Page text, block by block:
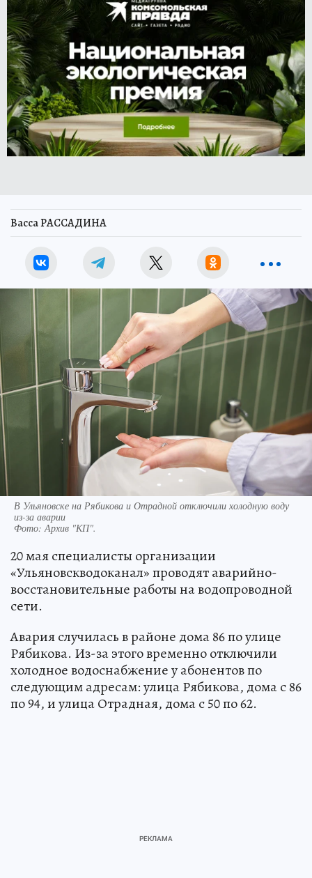
Васса РАССАДИНА
В Ульяновске на Рябикова и Отрадной отключили холодную воду
из-за аварии
Фото: Архив "КП".
20 мая специалисты организации
«Ульяновскводоканал» проводят аварийно-
восстановительные работы на водопроводной
сети.
Авария случилась в районе дома 86 по улице
Рябикова. Из-за этого временно отключили
холодное водоснабжение у абонентов по
следующим адресам: улица Рябикова, дома с 86
по 94, и улица Отрадная, дома с 50 по 62.